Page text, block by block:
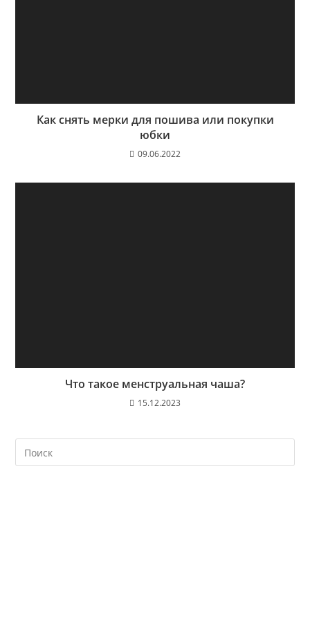
Как снять мерки для пошива или покупки
юбки
09.06.2022
Что такое менструальная чаша?
15.12.2023